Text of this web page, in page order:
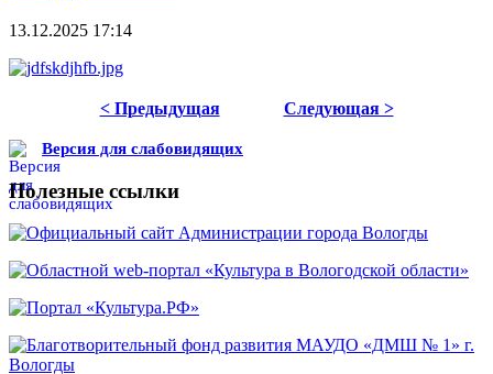
13.12.2025 17:14
< Предыдущая Следующая >
Версия для слабовидящих
Полезные ссылки